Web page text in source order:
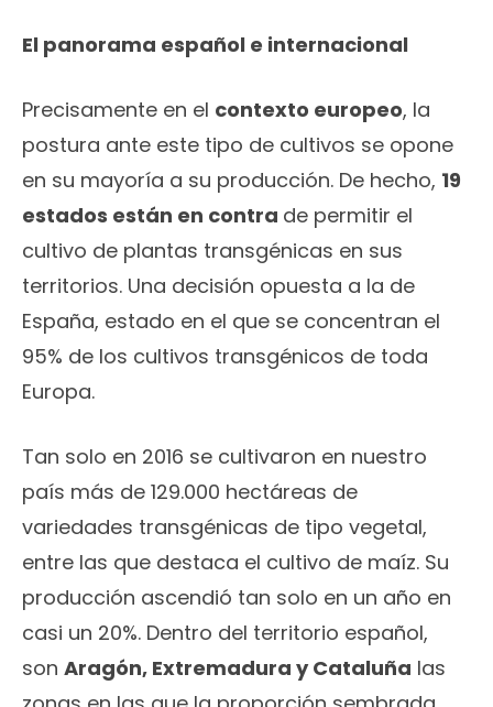
El panorama español e internacional
Precisamente en el contexto europeo, la
postura ante este tipo de cultivos se opone
en su mayoría a su producción. De hecho, 19
estados están en contra de permitir el
cultivo de plantas transgénicas en sus
territorios. Una decisión opuesta a la de
España, estado en el que se concentran el
95% de los cultivos transgénicos de toda
Europa.
Tan solo en 2016 se cultivaron en nuestro
país más de 129.000 hectáreas de
variedades transgénicas de tipo vegetal,
entre las que destaca el cultivo de maíz. Su
producción ascendió tan solo en un año en
casi un 20%. Dentro del territorio español,
son Aragón, Extremadura y Cataluña las